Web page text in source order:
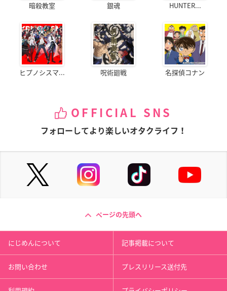
暗殺教室 銀魂 HUNTER...
ヒプノシスマ... 呪術廻戦 名探偵コナン
OFFICIAL SNS
フォローしてより楽しいオタクライフ！
ページの先頭へ
にじめんについて 記事掲載について
お問い合わせ プレスリリース送付先